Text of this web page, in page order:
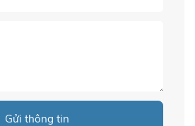
Gửi thông tin